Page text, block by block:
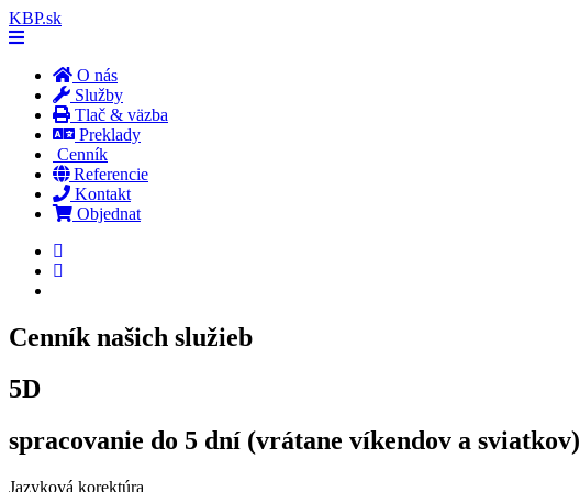
KBP.sk
O nás
Služby
Tlač & väzba
Preklady
Cenník
Referencie
Kontakt
Objednat
Cenník našich služieb
5D
spracovanie do 5 dní (vrátane víkendov a sviatkov)
Jazyková korektúra